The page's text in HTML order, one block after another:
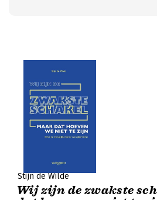
Stijn de Wilde
Wij zijn de zwakste